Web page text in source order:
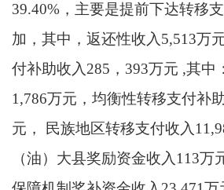
39.40%，主要是提前下达转移
加，其中，返还性收入5,513万
付补助收入285，393万元 ,其中
1,786万元，均衡性转移支付补
元， 民族地区转移支付收入
（油）大县奖励资金收入113万